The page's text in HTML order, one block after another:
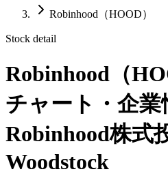
Robinhood（HOOD）
Stock detail
Robinhood（
チャート・企業
Robinhood株式
Woodstock